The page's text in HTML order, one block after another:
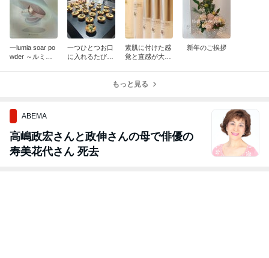
一lumia soar po
wder ～ルミ
一つひとつお口
に入れるたびに
素肌に付けた感
覚と直感が大当
新年のご挨拶
もっと見る
ABEMA
高嶋政宏さんと政伸さんの母で俳優の
寿美花代さん 死去